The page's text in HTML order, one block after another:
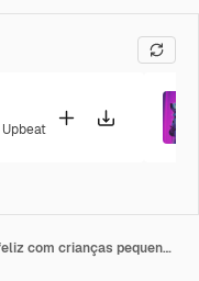
Upbeat
Retrato de família afro-americana feliz com crianças pequenas e cachorro em pé em sua nova casa no subúrbio.